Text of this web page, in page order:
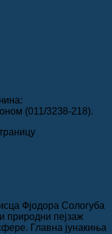
(011/3238-218).
Фјодора Сологуба
природни пејзаж
Главна јунакиња